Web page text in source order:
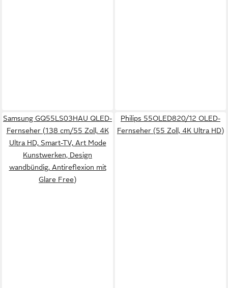
Samsung GQ55LS03HAU QLED-
Fernseher (138 cm/55 Zoll, 4K
Ultra HD, Smart-TV, Art Mode
Kunstwerken, Design
wandbündig, Antireflexion mit
Glare Free)
Philips 55OLED820/12 OLED-
Fernseher (55 Zoll, 4K Ultra HD)